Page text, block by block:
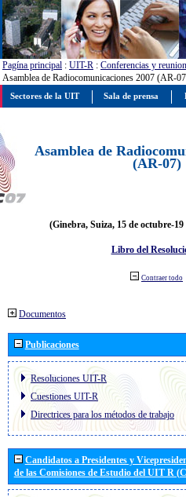
Pagína principal : UIT-R : Conferencias y
Asamblea de Radiocomunicaciones 2007 (AR-
Asamblea de
(AR-07)
(Ginebra, Suiza, 15 de octubre-19
Libro del
Contraer todo
Documentos
Publicaciones
Resoluciones UIT-R
Cuestiones UIT-R
Directrices para los métodos de trabajo
Candidatos a Presidentes y
de las Comisiones de Estudio del UIT R
Sectores de la UIT Sala de prensa